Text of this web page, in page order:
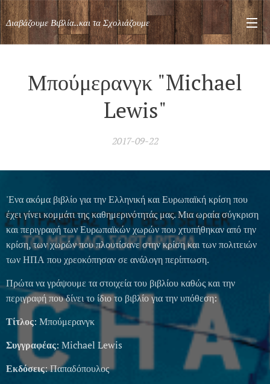
Διαβάζουμε Βιβλία..και τα Σχολιάζουμε
Μπούμερανγκ "Michael
Lewis"
2017-09-22
'Ενα ακόμα βιβλίο για την Ελληνική και Ευρωπαϊκή κρίση που
έχει γίνει κομμάτι της καθημερινότητάς μας. Μια ωραία σύγκριση
και περιγραφή των Ευρωπαϊκών χωρών που χτυπήθηκαν από την
κρίση, των χωρών που πλουτίσανε στην κρίση και των πολιτειών
των ΗΠΑ που χρεοκόπησαν σε ανάλογη περίπτωση.
Πρώτα να γράψουμε τα στοιχεία του βιβλίου καθώς και την
περιγραφή που δίνει το ίδιο το βιβλίο για την υπόθεση:
Τίτλος: Μπούμερανγκ
Συγγραφέας: Michael Lewis
Εκδόσεις: Παπαδόπουλος